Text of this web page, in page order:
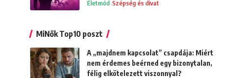
Életmód Szépség és divat
MiNők Top10 poszt
A „majdnem kapcsolat” csapdája: Miért
nem érdemes beérned egy bizonytalan,
félig elkötelezett viszonnyal?